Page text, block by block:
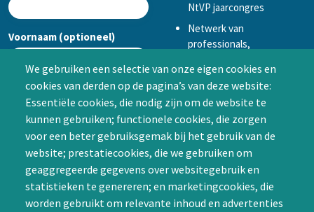
We gebruiken een selectie van onze eigen cookies en
cookies van derden op de pagina’s van deze website:
Essentiële cookies, die nodig zijn om de website te
kunnen gebruiken; functionele cookies, die zorgen
voor een beter gebruiksgemak bij het gebruik van de
website; prestatiecookies, die we gebruiken om
geaggregeerde gegevens over websitegebruik en
statistieken te genereren; en marketingcookies, die
worden gebruikt om relevante inhoud en advertenties
Voornaam (optioneel)
Achternaam (optioneel)
CAPTCHA
NtVP jaarcongres
Netwerk van
professionals,
samenwerken in een van
de Special Interest
Groepen (SIG’s) of zelf een
SIG initiëren
Word lid